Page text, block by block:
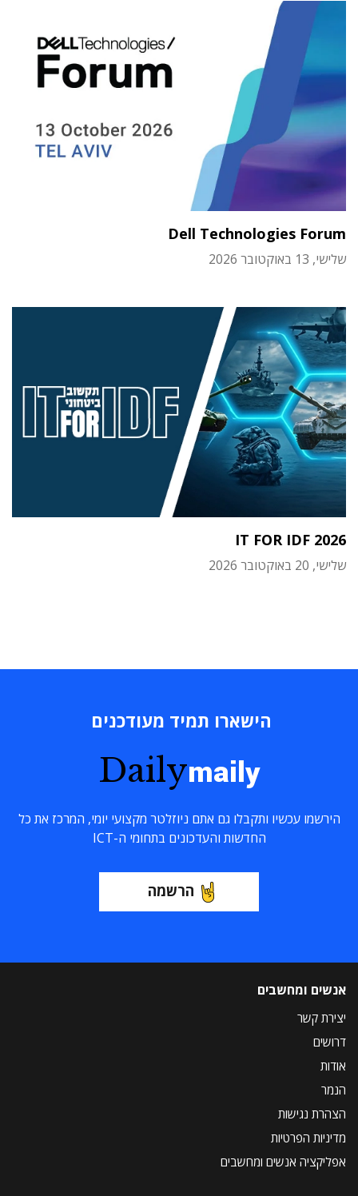
Dell Technologies Forum
שלישי, 13 באוקטובר 2026
IT FOR IDF 2026
שלישי, 20 באוקטובר 2026
הישארו תמיד מעודכנים
Dailymaily
הירשמו עכשיו ותקבלו גם אתם ניוזלטר מקצועי יומי, המרכז את כל
החדשות והעדכונים בתחומי ה-ICT
הרשמה
אנשים ומחשבים
יצירת קשר
דרושים
אודות
הנמר
הצהרת נגישות
מדיניות הפרטיות
אפליקציה אנשים ומחשבים